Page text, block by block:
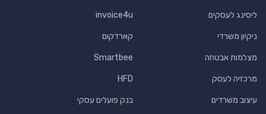
ליסינג לעסקים
ניקיון משרדי
מצלמות אבטחה
מרכזיה לעסק
עיצוב משרדים
invoice4u
קארדקום
Smartbee
HFD
בנק פועלים עסקי